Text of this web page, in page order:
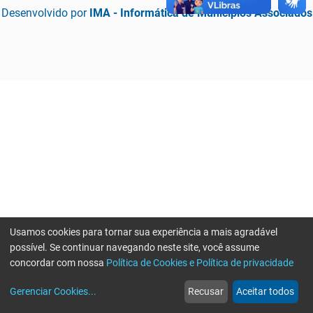
Desenvolvido por IMA - Informática de Municípios Associados
web
Notícias
more_horiz
Mais
Usamos cookies para tornar sua experiência a mais agradável
possível. Se continuar navegando neste site, você assume
concordar com nossa Política de Cookies e Política de privacidade
Gerenciar Cookies... Recusar Aceitar todos
Erro ao enviar informações, por favor tente novamente